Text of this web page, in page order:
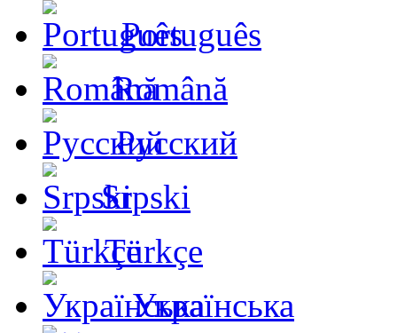
Português
Română
Русский
Srpski
Türkçe
Українська